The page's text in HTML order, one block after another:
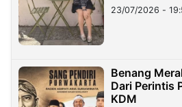
23/07/2026 -
Benang
Dari Perintis
KDM